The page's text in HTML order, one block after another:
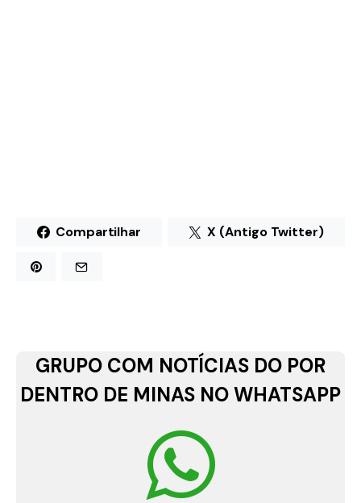
Compartilhar X (Antigo Twitter)
GRUPO COM NOTÍCIAS DO POR
DENTRO DE MINAS NO WHATSAPP